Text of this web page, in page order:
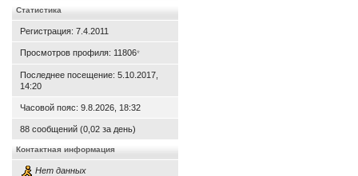
Статистика
Регистрация: 7.4.2011
Просмотров профиля: 11806*
Последнее посещение: 5.10.2017,
14:20
Часовой пояс: 9.8.2026, 18:32
88 сообщений (0,02 за день)
Контактная информация
Нет данных